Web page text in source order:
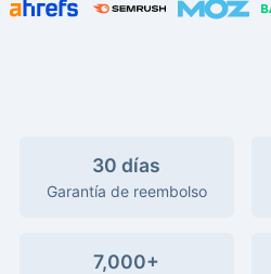
30 días
Garantía de reembolso
7,000+